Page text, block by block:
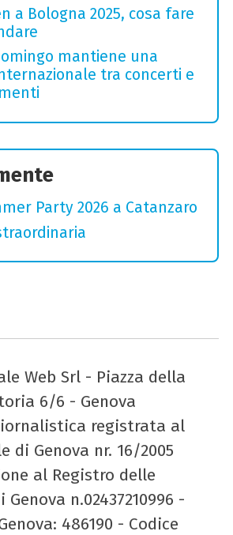
a Bologna 2025, cosa fare
mantiene una
tra concerti e
Party 2026 a Catanzaro
Web Srl - Piazza della
6/6 - Genova
registrata al
di Genova nr. 16/2005
al Registro delle
Genova n.02437210996 -
486190 - Codice